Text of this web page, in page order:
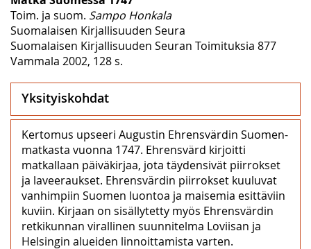
Toim. ja suom. Sampo Honkala
Suomalaisen Kirjallisuuden Seura
Suomalaisen Kirjallisuuden Seuran Toimituksia 877
Vammala 2002, 128 s.
Yksityiskohdat
Kertomus upseeri Augustin Ehrensvärdin Suomen-
matkasta vuonna 1747. Ehrensvärd kirjoitti
matkallaan päiväkirjaa, jota täydensivät piirrokset
ja laveeraukset. Ehrensvärdin piirrokset kuuluvat
vanhimpiin Suomen luontoa ja maisemia esittäviin
kuviin. Kirjaan on sisällytetty myös Ehrensvärdin
retkikunnan virallinen suunnitelma Loviisan ja
Helsingin alueiden linnoittamista varten.